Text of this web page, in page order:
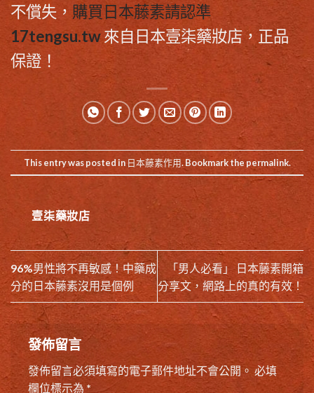
不償失， 購買日本藤素請認準
17tengsu.tw來自日本壹柒藥妝店，正品
保證！
This entry was posted in 日本藤素作用. Bookmark thepermalink.
壹柒藥妝店
96%男性將不再敏感！中藥成
分的日本藤素沒用是個例
「男人必看」 日本藤素開箱
分享文，網路上的真的有效！
發佈留言
發佈留言必須填寫的電子郵件地址不會公開。 必填
欄位標示為 *